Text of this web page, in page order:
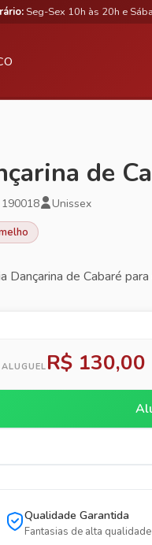
Seg-Sex 10h às 20h e
de
Unissex
Dançarina de Cabaré
ALUGUEL R$ 130,00
Qualidade Garantida
Fantasias de alta qualidade